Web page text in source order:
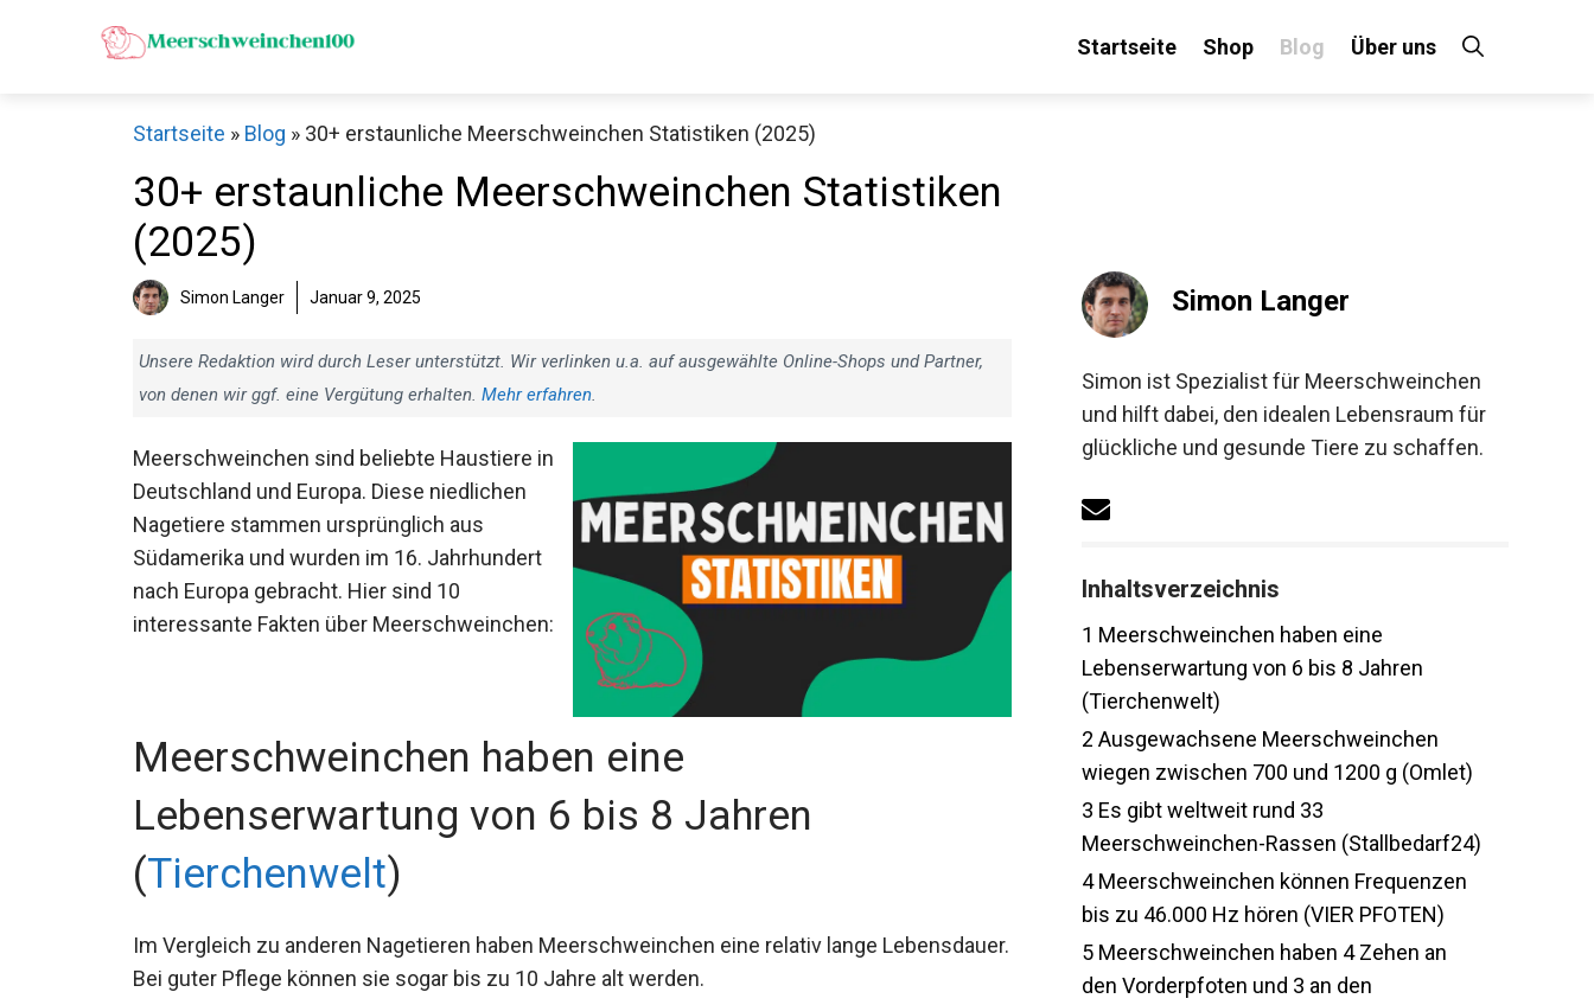
Startseite Shop Blog Über uns
Startseite » Blog » 30+ erstaunliche Meerschweinchen Statistiken (2025)
30+ erstaunliche Meerschweinchen Statistiken
(2025)
Simon Langer Januar 9, 2025
Unsere Redaktion wird durch Leser unterstützt. Wir verlinken u.a. auf ausgewählte Online-Shops und Partner,
von denen wir ggf. eine Vergütung erhalten. Mehr erfahren.
Meerschweinchen sind beliebte Haustiere in
Deutschland und Europa. Diese niedlichen
Nagetiere stammen ursprünglich aus
Südamerika und wurden im 16. Jahrhundert
nach Europa gebracht. Hier sind 10
interessante Fakten über Meerschweinchen:
Meerschweinchen haben eine
Lebenserwartung von 6 bis 8 Jahren
(Tierchenwelt)
Im Vergleich zu anderen Nagetieren haben Meerschweinchen eine relativ lange Lebensdauer.
Bei guter Pflege können sie sogar bis zu 10 Jahre alt werden.
Simon Langer
Simon ist Spezialist für Meerschweinchen
und hilft dabei, den idealen Lebensraum für
glückliche und gesunde Tiere zu schaffen.
Inhaltsverzeichnis
1 Meerschweinchen haben eine
Lebenserwartung von 6 bis 8 Jahren
(Tierchenwelt)
2 Ausgewachsene Meerschweinchen
wiegen zwischen 700 und 1200 g (Omlet)
3 Es gibt weltweit rund 33
Meerschweinchen-Rassen (Stallbedarf24)
4Meerschweinchen können Frequenzen
bis zu 46.000 Hz hören (VIER PFOTEN)
5 Meerschweinchen haben 4 Zehen an
den Vorderpfoten und 3 an den